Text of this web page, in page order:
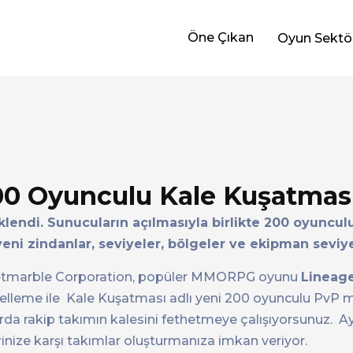
Öne Çıkan Oyun
Oyunculu Kale
Sunucuların açılmasıyla birlikte 200
zindanlar, seviyeler, bölgeler ve ekipman
Corporation, popüler MMORPG oyunu
ile Kale Kuşatması adlı yeni 200 oyunculu PvP
rakip takımın kalesini fethetmeye çalışıyorsunuz.
karşı takımlar oluşturmanıza imkan veriyor.